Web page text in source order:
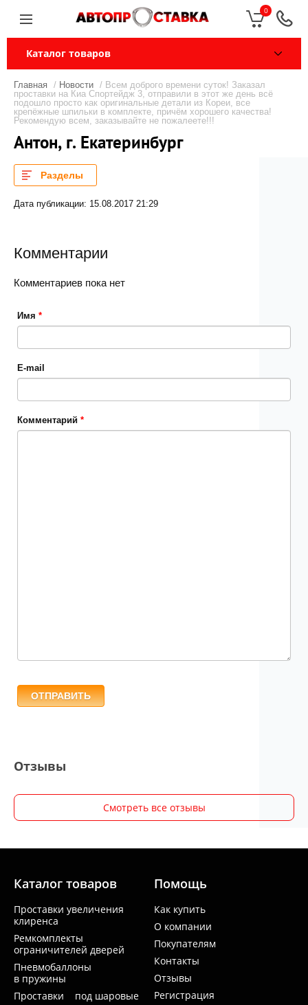
0
Каталог товаров
Главная / Новости / Всем доброго времени суток! Заказал
проставки на Киа Спортейдж 3, отправили в этот же день всё
подошло просто как оригинальные детали из Кореи, все
крепёжные шпильки в комплекте, причём хорошего качества!
Рекомендую всем, заказывайте не пожалеете!!!
Антон, г. Екатеринбург
Разделы
Дата публикации: 15.08.2017 21:29
Комментарии
Комментариев пока нет
Имя *
E-mail
Комментарий *
ОТПРАВИТЬ
Отзывы
Смотреть все отзывы
Каталог товаров
Проставки увеличения
клиренса
Ремкомплекты
ограничителей дверей
Пневмобаллоны
в пружины
Проставки под шаровые
Помощь
Как купить
О компании
Покупателям
Контакты
Отзывы
Регистрация